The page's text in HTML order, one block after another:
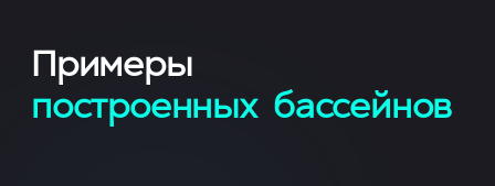
Примеры
построенных бассейнов